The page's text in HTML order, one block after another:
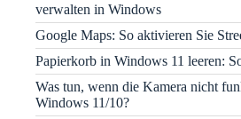
verwalten in Windows
Google Maps: So aktivieren Sie
Papierkorb in Windows 11 leeren:
Was tun, wenn die Kamera nicht
Windows 11/10?